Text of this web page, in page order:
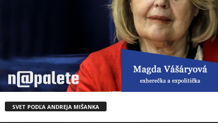
SVET PODĽA ANDREJA MIŠANKA